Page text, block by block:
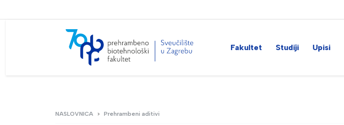
Fakultet Studiji Upisi
NASLOVNICA Prehrambeni aditivi